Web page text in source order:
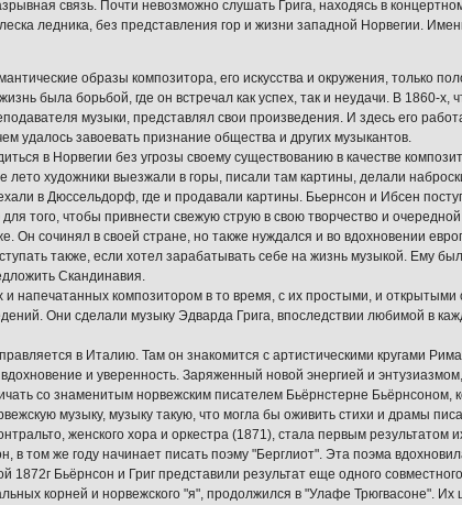
связь. Почти невозможно слушать Грига, находясь в
ледника, без представления гор и жизни западной Норвегии.
образы композитора, его искусства и окружения, только
была борьбой, где он встречал как успех, так и неудачи. В 1860-х,
музыки, представлял свои произведения. И здесь его
удалось завоевать признание общества и других музыкантов.
в Норвегии без угрозы своему существованию в качестве
лето художники выезжали в горы, писали там картины, делали
в Дюссельдорф, где и продавали картины. Бьернсон и Ибсен
того, чтобы привнести свежую струю в свою творчество и
Он сочинял в своей стране, но также нуждался и во вдохновении
также, если хотел зарабатывать себе на жизнь музыкой. Ему
Скандинавия.
и напечатанных композитором в то время, с их простыми, и открытыми
Они сделали музыку Эдварда Грига, впоследствии любимой в
в Италию. Там он знакомится с артистическими кругами
и уверенность. Заряженный новой энергией и
со знаменитым норвежским писателем Бьёрнстерне Бьёрнсоном,
музыку, музыку такую, что могла бы оживить стихи и драмы
женского хора и оркестра (1871), стала первым результатом
том же году начинает писать поэму "Берглиот". Эта поэма
Бьёрнсон и Григ представили результат еще одного
корней и норвежского "я", продолжился в "Улафе Трюгвасоне".